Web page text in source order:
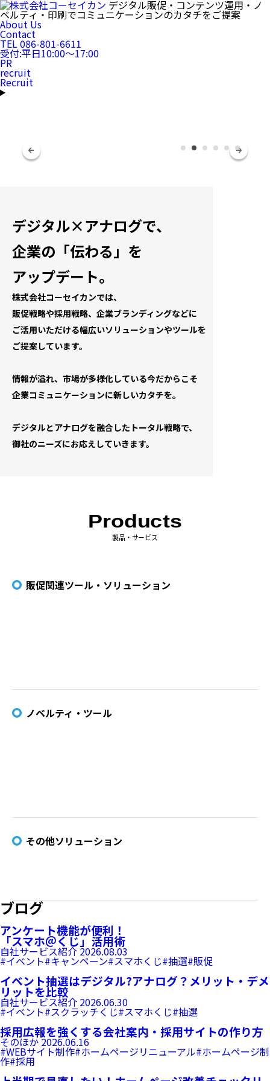
デジタル販促・コンテンツ運用・ ノ
ベルティ・印刷でコミュニケーションのカタチをご提案
About Us
Contact
TEL 086-801-6611
受付:平日10:00〜17:00
PR
recruit
Recruit
デジタル×アナログで、
企業の「伝わる」を
アップデート。
株式会社コーセイカンでは、
販促戦略や採用戦略、企業ブランディングなどに
ご活用いただける幅広いソリューションやツールを
ご提案しています。
情報が溢れ、市場が多様化している今だからこそ
企業コミュニケーションに新しいカタチを。
デジタルとアナログを融合したトータル戦略で、
御社のニーズにお応えしていきます。
Products
製品・サービス
販促関連ツール・ソリューション
ノベルティ・ツール
その他ソリューション
ブログ
アンケート機能が便利！
「スマホ＠くじ」活用術
自社サービス紹介2026.08.03
#イベント#キャンペーン#スマホくじ#抽選#販促
イベント抽選はデジタル?アナログ？メリット・デメ
リットを比較
自社サービス紹介 2026.06.30
#イベント#スクラッチくじ#スマホくじ#抽選
採用広報を強くする会社案内・採用サイトの作り方
そのほか2026.06.16
#WEBサイト制作#ホームページリニューアル#ホームページ制
作#採用